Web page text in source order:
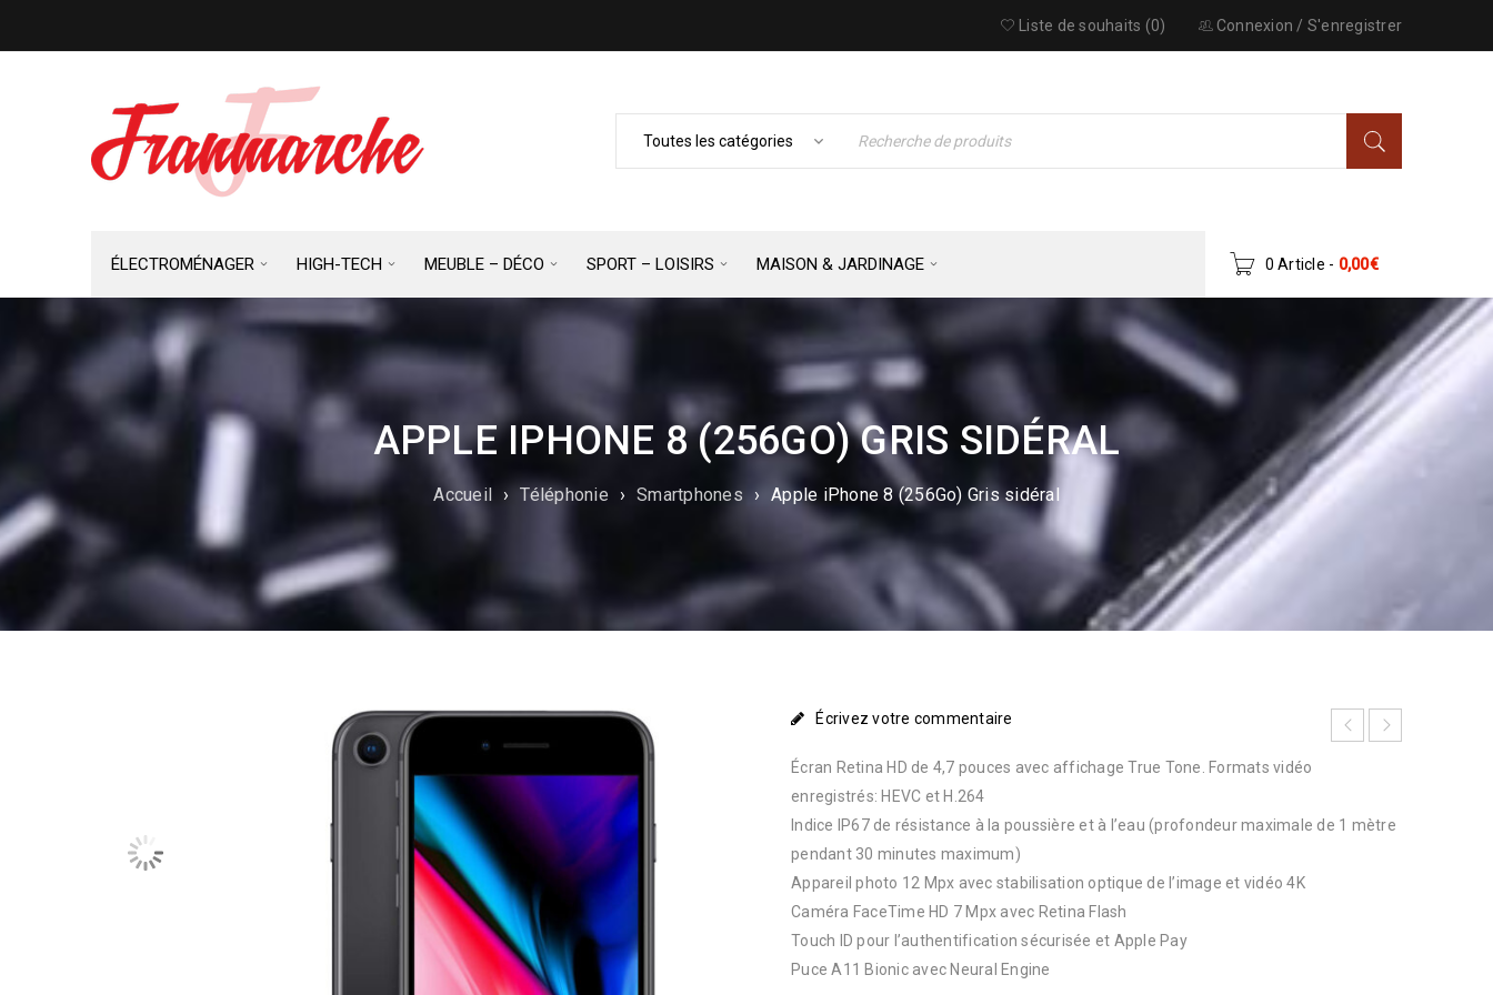
Connexion / S'enregistrer
Liste de souhaits (0)
ÉLECTROMÉNAGER HIGH-TECH MEUBLE – DÉCO SPORT – LOISIRS MAISON & JARDINAGE 0 Article - 0,00€
APPLE IPHONE 8 (256GO) GRIS SIDÉRAL
Accueil › Téléphonie › Smartphones › Apple iPhone 8 (256Go) Gris sidéral
Écrivez votre commentaire
Écran Retina HD de 4,7 pouces avec affichage True Tone. Formats vidéo
enregistrés: HEVC et H.264
Indice IP67 de résistance à la poussière et à l’eau (profondeur maximale de 1 mètre
pendant 30 minutes maximum)
Appareil photo 12 Mpx avec stabilisation optique de l’image et vidéo 4K
Caméra FaceTime HD 7 Mpx avec Retina Flash
Touch ID pour l’authentification sécurisée et Apple Pay
Puce A11 Bionic avec Neural Engine